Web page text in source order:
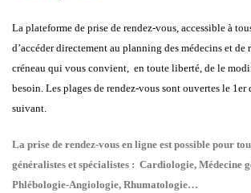
La plateforme de prise de rendez-vous, accessible à
d’accéder directement au planning des médecins et de
créneau qui vous convient, en toute liberté, de le
besoin. Les plages de rendez-vous sont ouvertes le
suivant.
La prise de rendez-vous en ligne est possible pour
généralistes et spécialistes : Cardiologie, Médecine
Phlébologie-Angiologie, Rhumatologie…